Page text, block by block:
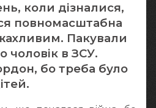
коли дізналися,
повномасштабна
Пакували
чоловік в ЗСУ.
бо треба було